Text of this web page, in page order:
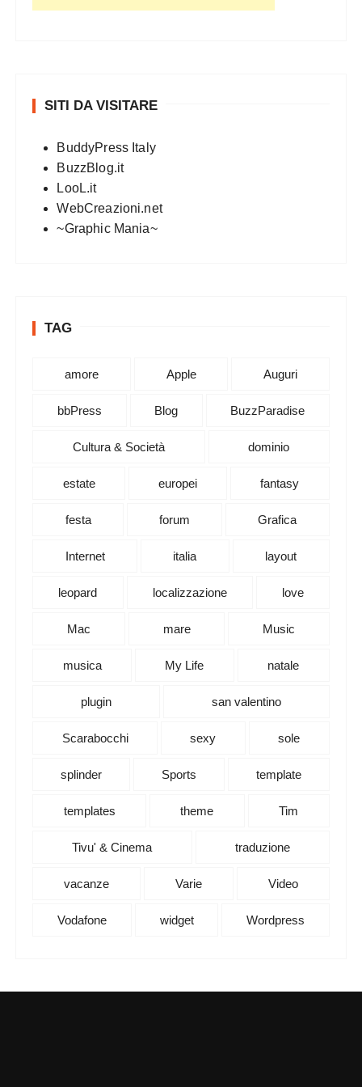
SITI DA VISITARE
BuddyPress Italy
BuzzBlog.it
LooL.it
WebCreazioni.net
~Graphic Mania~
TAG
amore Apple Auguri
bbPress Blog BuzzParadise
Cultura & Società dominio
estate europei fantasy
festa forum Grafica
Internet italia layout
leopard localizzazione love
Mac mare Music
musica My Life natale
plugin san valentino
Scarabocchi sexy sole
splinder Sports template
templates theme Tim
Tivu' & Cinema traduzione
vacanze Varie Video
Vodafone widget Wordpress